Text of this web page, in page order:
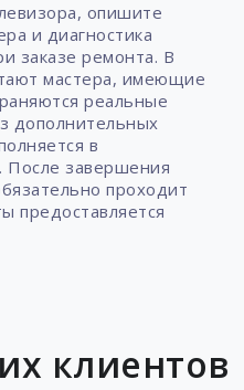
опишите
и диагностика
заказе ремонта. В
мастера, имеющие
реальные
дополнительных
в
После завершения
проходит
предоставляется
клиентов